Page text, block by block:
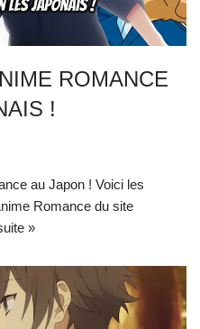
ROMANCE
!
au Japon ! Voici les
Romance du site
»